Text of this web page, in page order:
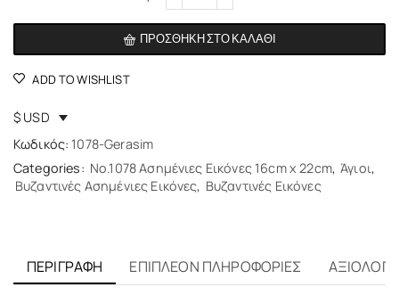
ΠΡΟΣΘΉΚΗ ΣΤΟ ΚΑΛΆΘΙ
ADD TO WISHLIST
$ USD
Κωδικός: 1078-Gerasim
Categories: No.1078 Ασημένιες Εικόνες 16cm x 22cm, Άγιοι,
Βυζαντινές Ασημένιες Εικόνες, Βυζαντινές Εικόνες
ΠΕΡΙΓΡΑΦΉ ΕΠΙΠΛΈΟΝ ΠΛΗΡΟΦΟΡΊΕΣ